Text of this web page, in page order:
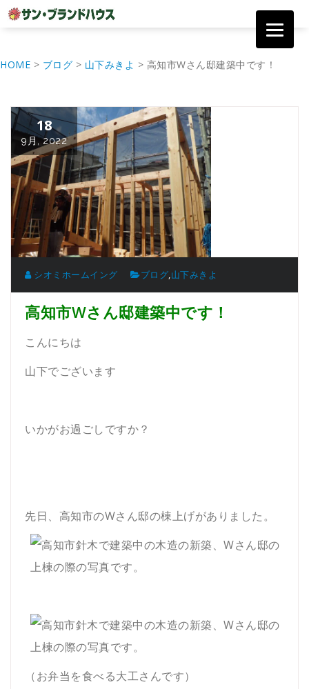
テ
HOME > ブログ > 山下みきよ > 高知市Wさん邸建築中です！
18
9月, 2022
シオミホームイング ブログ 山下みきよ
高知市Wさん邸建築中です！
こんにちは
山下でございます
いかがお過ごしですか？
先日、高知市のWさん邸の棟上げがありました。
（お弁当を食べる大工さんです）